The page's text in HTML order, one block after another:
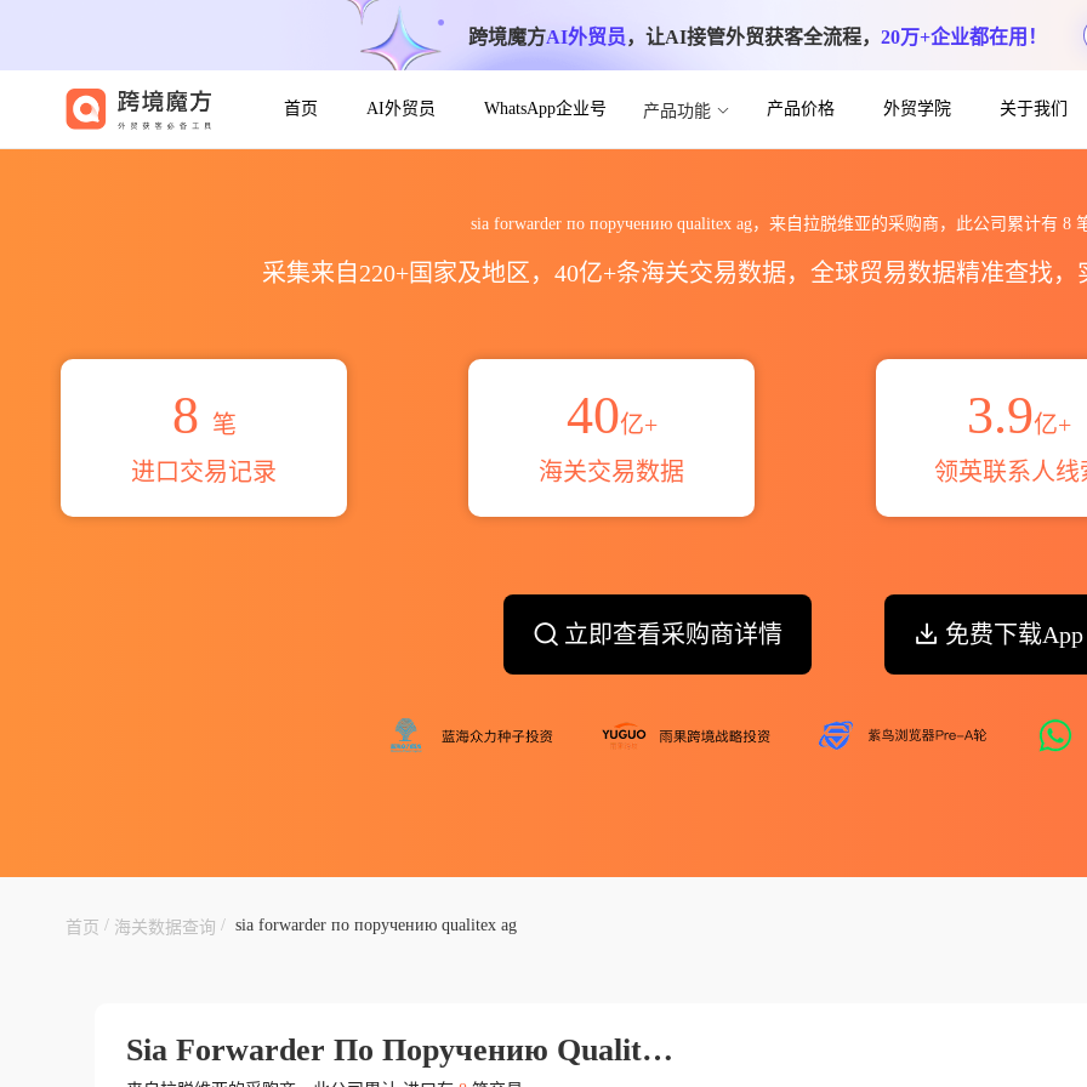
跨境魔方AI外贸员，让AI接管外贸获客全流程， 20万+企业都在用！
首页 AI外贸员 WhatsApp企业号 产品功能 产品价格 外贸学院 关于我们
sia forwarder по поручению qualitex ag，来自拉脱维亚的采购商，此公司累计有 8
采集来自220+国家及地区，40亿+条海关交易数据，全球贸易数据精准查找
8 笔
进口交易记录
40亿+
海关交易数据
3.9亿+
领英联系人线
立即查看采购商详情 免费下载App
首页 / 海关数据查询 / sia forwarder по поручению qualitex ag
Sia Forwarder По Поручению Qualitex Ag